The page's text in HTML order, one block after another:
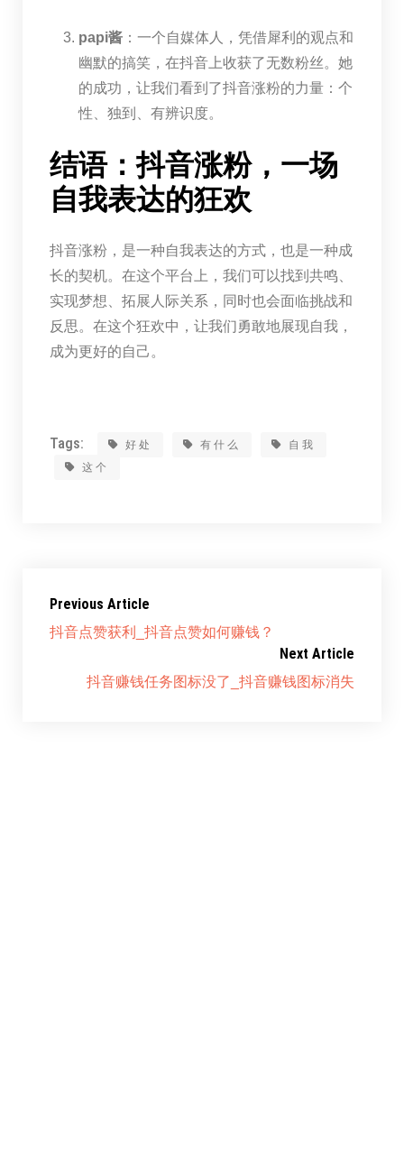
papi酱：一个自媒体人，凭借犀利的观点和
幽默的搞笑，在抖音上收获了无数粉丝。她
的成功，让我们看到了抖音涨粉的力量：个
性、独到、有辨识度。
结语：抖音涨粉，一场
自我表达的狂欢
抖音涨粉，是一种自我表达的方式，也是一种成
长的契机。在这个平台上，我们可以找到共鸣、
实现梦想、拓展人际关系，同时也会面临挑战和
反思。在这个狂欢中，让我们勇敢地展现自我，
成为更好的自己。
Tags: 好处 有什么
自我
这个
Previous Article
抖音点赞获利_抖音点赞如何赚钱？
Next Article
抖音赚钱任务图标没了_抖音赚钱图标消失